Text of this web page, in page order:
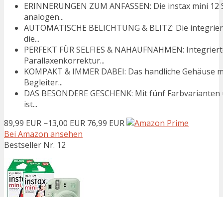
ERINNERUNGEN ZUM ANFASSEN: Die instax mini
analogen...
AUTOMATISCHE BELICHTUNG & BLITZ: Die
die...
PERFEKT FÜR SELFIES & NAHAUFNAHMEN:
Parallaxenkorrektur...
KOMPAKT & IMMER DABEI: Das handliche
Begleiter...
DAS BESONDERE GESCHENK: Mit fünf
ist...
89,99 EUR −13,00 EUR 76,99 EUR
Bei Amazon ansehen
Bestseller Nr. 12